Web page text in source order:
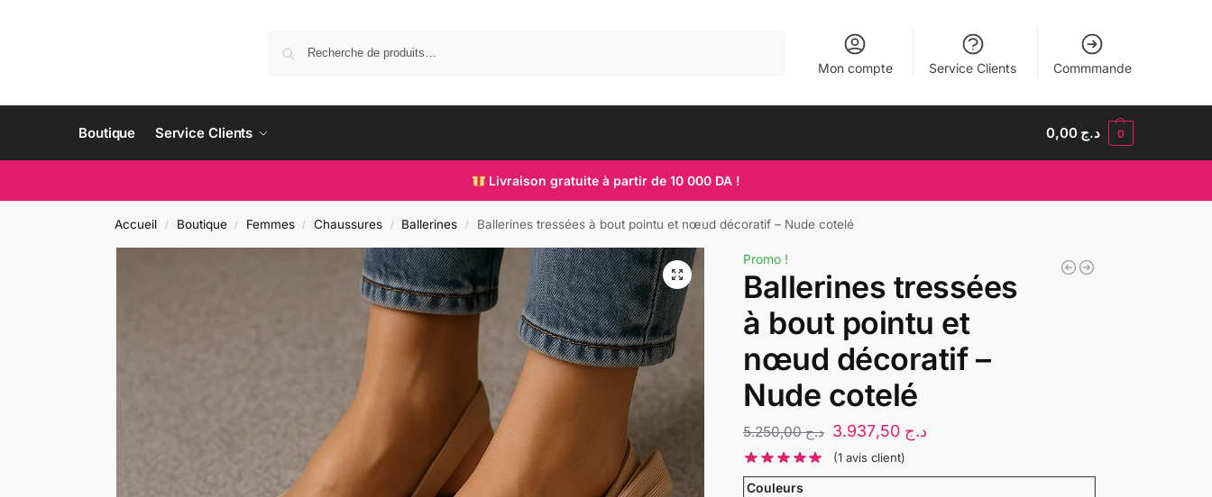
Mon compte Service Clients Commmande
Boutique Service Clients د.ج 0,00 0
Livraison gratuite à partir de 10 000 DA !
Accueil / Boutique / Femmes / Chaussures / Ballerines / Ballerines tressées à bout pointu et nœud décoratif – Nude cotelé
Promo !
Ballerines tressées
à bout pointu et
nœud décoratif –
Nude cotelé
د.ج5.250,00 د.ج
(1avis client)
Couleurs